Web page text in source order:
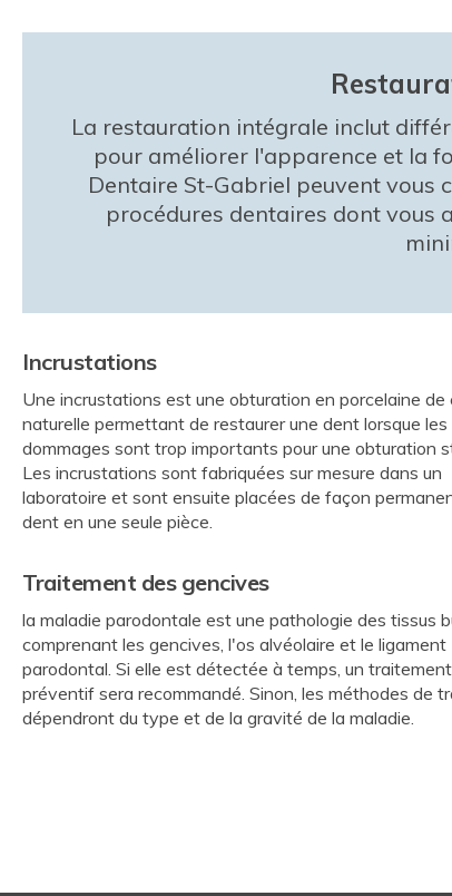
La restauration intégrale inclut
pour améliorer l'apparence et la
Dentaire St-Gabriel peuvent vous
procédures dentaires dont vous
Incrustations
Une incrustations est une obturation en porcelaine de
naturelle permettant de restaurer une dent lorsque les
dommages sont trop importants pour une obturation
Les incrustations sont fabriquées sur mesure dans un
laboratoire et sont ensuite placées de façon
dent en une seule pièce.
Traitement des gencives
la maladie parodontale est une pathologie des tissus
comprenant les gencives, l'os alvéolaire et le ligament
parodontal. Si elle est détectée à temps, un traitement
préventif sera recommandé. Sinon, les méthodes de
dépendront du type et de la gravité de la maladie.